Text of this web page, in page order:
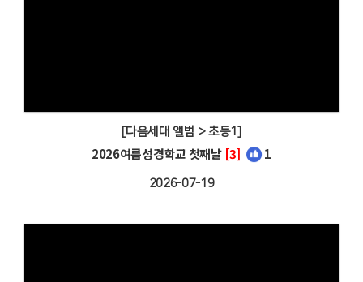
[다음세대 앨범 > 초등1]
2026여름성경학교 첫째날 [3] 1
2026-07-19